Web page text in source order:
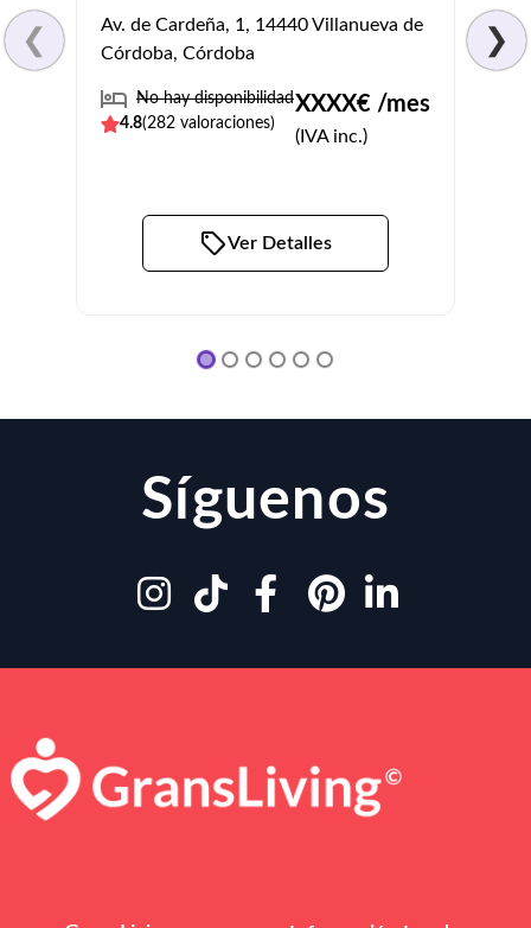
❮
Av. de Cardeña, 1, 14440 Villanueva de
Córdoba, Córdoba
No hay disponibilidad
4.8(282 valoraciones)
XXXX€ /mes
(IVA inc.)
Ver Detalles
❯
Síguenos